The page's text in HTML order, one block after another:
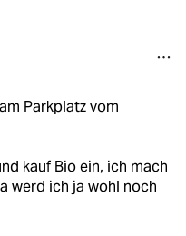
Parkplatz vom
kauf Bio ein, ich mach
werd ich ja wohl noch